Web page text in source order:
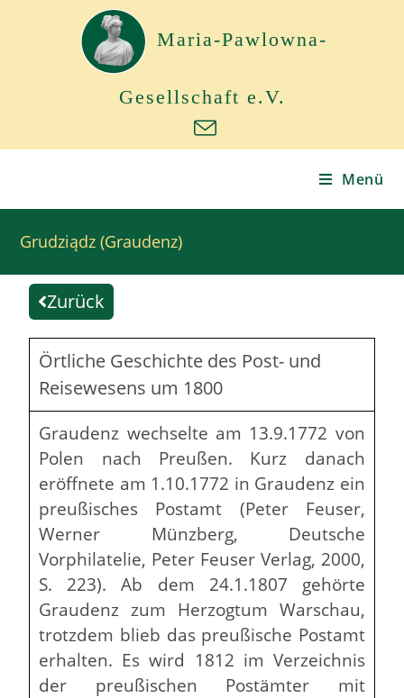
Maria-Pawlowna-
Gesellschaft e.V.
Menü
Grudziądz (Graudenz)
Zurück
Örtliche Geschichte des Post- und
Reisewesens um 1800
Graudenz wechselte am 13.9.1772 von
Polen nach Preußen. Kurz danach
eröffnete am 1.10.1772 in Graudenz ein
preußisches Postamt (Peter Feuser,
Werner Münzberg, Deutsche
Vorphilatelie, Peter Feuser Verlag, 2000,
S. 223). Ab dem 24.1.1807 gehörte
Graudenz zum Herzogtum Warschau,
trotzdem blieb das preußische Postamt
erhalten. Es wird 1812 im Verzeichnis
der preußischen Postämter mit